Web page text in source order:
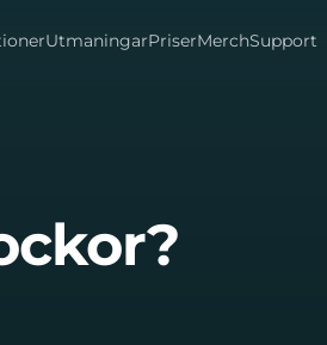
UtmaningarPriserMerchSupport